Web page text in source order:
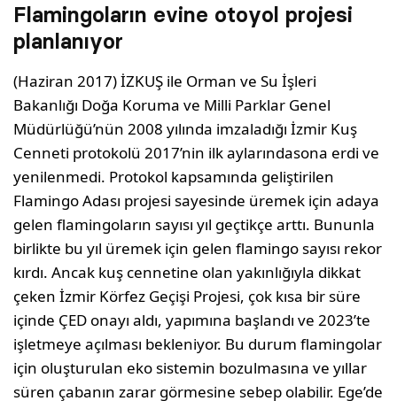
Flamingoların evine otoyol projesi
planlanıyor
(Haziran 2017) İZKUŞ ile Orman ve Su İşleri
Bakanlığı Doğa Koruma ve Milli Parklar Genel
Müdürlüğü’nün 2008 yılında imzaladığı İzmir Kuş
Cenneti protokolü 2017’nin ilk aylarındasona erdi ve
yenilenmedi. Protokol kapsamında geliştirilen
Flamingo Adası projesi sayesinde üremek için adaya
gelen flamingoların sayısı yıl geçtikçe arttı. Bununla
birlikte bu yıl üremek için gelen flamingo sayısı rekor
kırdı. Ancak kuş cennetine olan yakınlığıyla dikkat
çeken İzmir Körfez Geçişi Projesi, çok kısa bir süre
içinde ÇED onayı aldı, yapımına başlandı ve 2023’te
işletmeye açılması bekleniyor. Bu durum flamingolar
için oluşturulan eko sistemin bozulmasına ve yıllar
süren çabanın zarar görmesine sebep olabilir. Ege’de